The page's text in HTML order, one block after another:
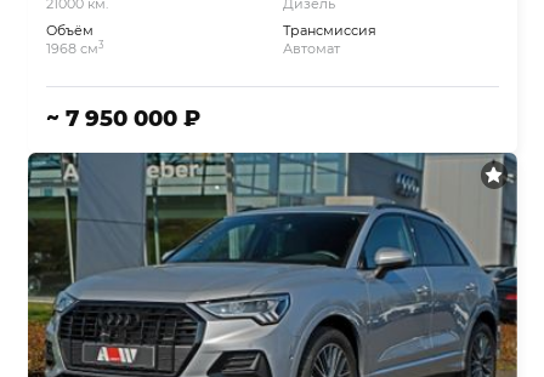
Объём
1968 см3
Трансмиссия
Автомат
~ 7 950 000 ₽